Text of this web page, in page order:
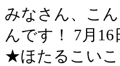
みなさん、こ
んです！ 7月
★ほたるこい